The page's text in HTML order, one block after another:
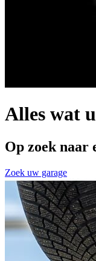
Alles wat
Op zoek naar
Zoek uw garage